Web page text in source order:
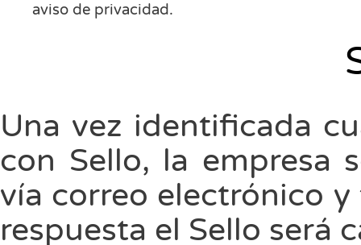
aviso de privacidad.
Una vez identificada
con Sello, la empresa
vía correo electrónico
respuesta el Sello será